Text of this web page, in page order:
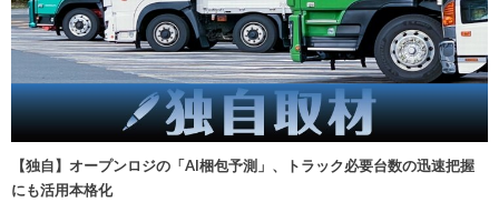
【独自】オープンロジの「AI梱包予測」、トラック必要台数の迅速把握
にも活用本格化